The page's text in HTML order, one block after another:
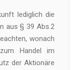
lediglich die
aus § 39 Abs.2
wonach
Handel im
der Aktionäre